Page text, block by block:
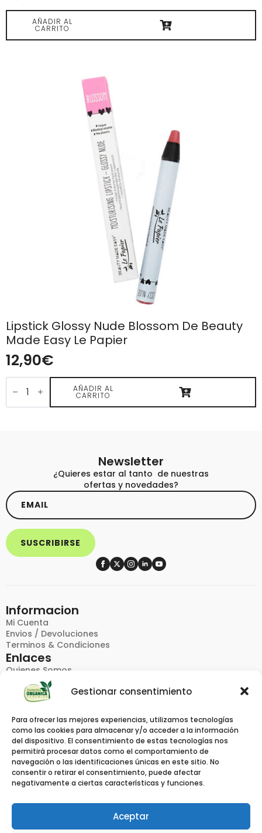
Gestionar consentimiento
Para ofrecer las mejores experiencias, utilizamos tecnologías
como las cookies para almacenar y/o acceder a la información
del dispositivo. El consentimiento de estas tecnologías nos
permitirá procesar datos como el comportamiento de
navegación o las identificaciones únicas en este sitio. No
consentir o retirar el consentimiento, puede afectar
negativamente a ciertas características y funciones.
Aceptar
AÑADIR AL
CARRITO
Lipstick Glossy Nude Blossom De Beauty
Made Easy Le Papier
12,90€
Lipstick
Glossy
Nude
Blossom
AÑADIR AL
CARRITO
Newsletter
¿Quieres estar al tanto de nuestras
ofertas y novedades?
Email
*
SUSCRIBIRSE
Informacion
Mi Cuenta
Envios / Devoluciones
Terminos & Condiciones
Enlaces
Quienes Somos
Politica De Privacidad
Contacto
Productos
Catalogos
Pedido Rapido
Marcas
Contacto
Calle Viera Y Clavijo 4,
38612, El Medano, S/C Tenerife
629538319